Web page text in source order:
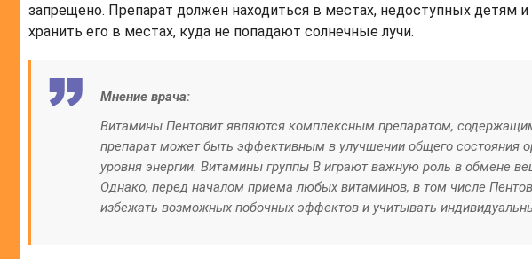
запрещено. Препарат должен находиться в местах, недоступных
хранить его в местах, куда не попадают солнечные лучи.
Мнение врача:
Витамины Пентовит являются комплексным препаратом,
препарат может быть эффективным в улучшении общего состояния
уровня энергии. Витамины группы В играют важную роль в обмене
Однако, перед началом приема любых витаминов, в том числе
избежать возможных побочных эффектов и учитывать